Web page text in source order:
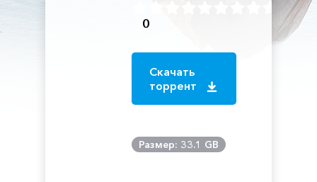
0
Скачать
торрент
Размер: 33.1 GB